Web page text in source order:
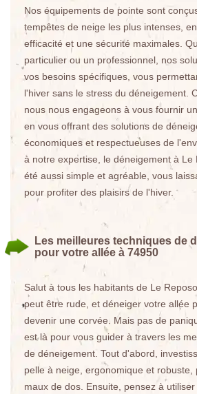
Nos équipements de pointe sont
tempêtes de neige les plus intenses,
efficacité et une sécurité maximales.
particulier ou un professionnel, nos
vos besoins spécifiques, vous
l'hiver sans le stress du déneigement.
nous nous engageons à vous fournir
en vous offrant des solutions de
économiques et respectueuses de
à notre expertise, le déneigement à Le
été aussi simple et agréable, vous
pour profiter des plaisirs de l'hiver.
Les meilleures techniques de
pour votre allée à 74950
Salut à tous les habitants de Le
peut être rude, et déneiger votre allée
devenir une corvée. Mais pas de
est là pour vous guider à travers les
de déneigement. Tout d'abord,
pelle à neige, ergonomique et robuste,
maux de dos. Ensuite, pensez à